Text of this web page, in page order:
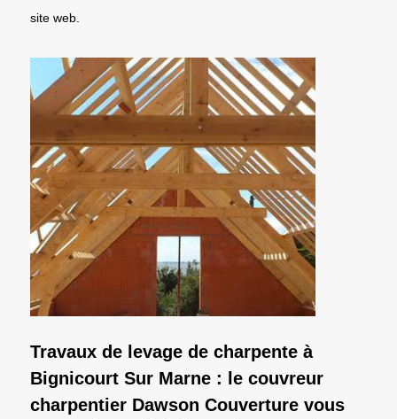
site web.
Travaux de levage de charpente à
Bignicourt Sur Marne : le couvreur
charpentier Dawson Couverture vous